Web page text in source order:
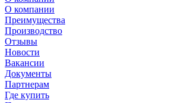
О компании
Преимущества
Производство
Отзывы
Новости
Вакансии
Документы
Партнерам
Где купить